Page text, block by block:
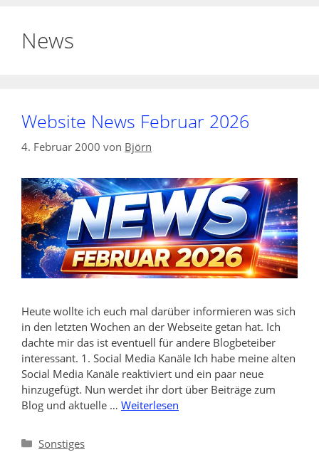
News
Website News Februar 2026
4. Februar 2000 von Björn
Heute wollte ich euch mal darüber informieren was sich
in den letzten Wochen an der Webseite getan hat. Ich
dachte mir das ist eventuell für andere Blogbeteiber
interessant. 1. Social Media Kanäle Ich habe meine alten
Social Media Kanäle reaktiviert und ein paar neue
hinzugefügt. Nun werdet ihr dort über Beiträge zum
Blog und aktuelle … Weiterlesen
Kategorien
Sonstiges